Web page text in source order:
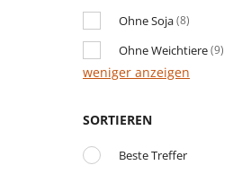
Ohne Soja(8)
Ohne Weichtiere(9)
weniger anzeigen
SORTIEREN
Beste Treffer